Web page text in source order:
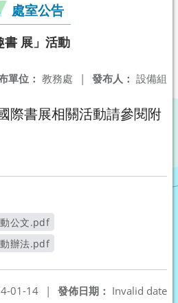
處室公告
書 展」活動
發布人： 設備組
單位： 教務處 |
際書展相關活動請參閱附
公文.pdf
窗
辦法.pdf
發佈日期： Invalid date
01-14
|